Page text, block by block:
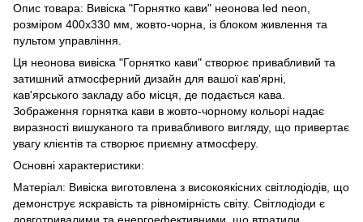
Опис товара: Вивіска "Горнятко кави" неонова led neon,
розміром 400х330 мм, жовто-чорна, із блоком живлення та
пультом управління.
Ця неонова вивіска "Горнятко кави" створює привабливий та
затишний атмосферний дизайн для вашої кав'ярні,
кав'ярського закладу або місця, де подається кава.
Зображення горнятка кави в жовто-чорному кольорі надає
виразності вишуканого та привабливого вигляду, що привертає
увагу клієнтів та створює приємну атмосферу.
Основні характеристики:
Матеріал: Вивіска виготовлена ​​з високоякісних світлодіодів, що
демонструє яскравість та рівномірність світу. Світлодіоди є
довготривалими та енергоефективними, що втратили